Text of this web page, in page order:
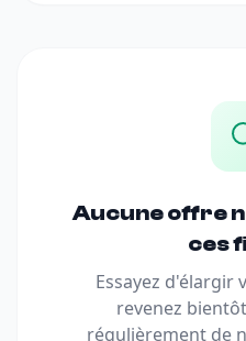
Aucune offre
ces
Essayez d'élargir
revenez
régulièrement de